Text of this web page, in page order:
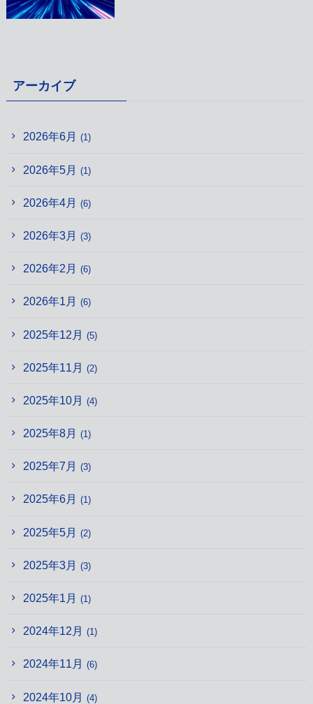
アーカイブ
2026年6月 (1)
2026年5月 (1)
2026年4月 (6)
2026年3月 (3)
2026年2月 (6)
2026年1月 (6)
2025年12月 (5)
2025年11月 (2)
2025年10月 (4)
2025年8月 (1)
2025年7月 (3)
2025年6月 (1)
2025年5月 (2)
2025年3月 (3)
2025年1月 (1)
2024年12月 (1)
2024年11月 (6)
2024年10月 (4)